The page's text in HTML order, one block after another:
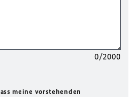
0/2000
meine vorstehenden